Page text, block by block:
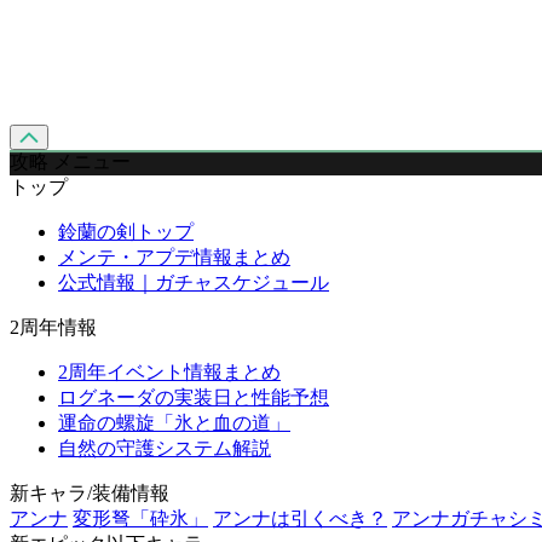
攻略 メニュー
トップ
鈴蘭の剣トップ
メンテ・アプデ情報まとめ
公式情報｜ガチャスケジュール
2周年情報
2周年イベント情報まとめ
ログネーダの実装日と性能予想
運命の螺旋「氷と血の道」
自然の守護システム解説
新キャラ/装備情報
アンナ 変形弩「砕氷」 アンナは引くべき？ アンナガチャシ